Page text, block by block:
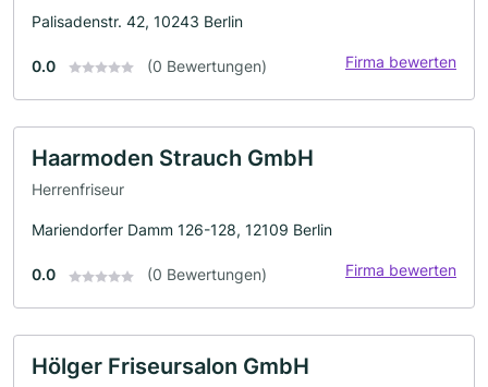
Palisadenstr. 42, 10243 Berlin
0.0 (0 Bewertungen) Firma bewerten
Haarmoden Strauch GmbH
Herrenfriseur
Mariendorfer Damm 126-128, 12109 Berlin
0.0 (0 Bewertungen) Firma bewerten
Hölger Friseursalon GmbH